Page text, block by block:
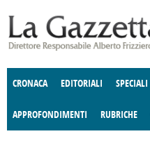
CRONACA EDITORIALI SPECIALI
APPROFONDIMENTI RUBRICHE